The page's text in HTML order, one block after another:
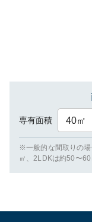
専有面積 40㎡
※一般的な間取りの
㎡、2LDKは約50〜60